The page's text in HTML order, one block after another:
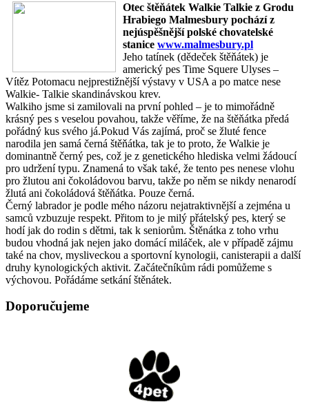
Otec štěňátek Walkie Talkie z Grodu
Hrabiego Malmesbury pochází z
nejúspěšnější polské chovatelské
stanice www.malmesbury.pl
Jeho tatínek (dědeček štěňátek) je
americký pes Time Squere Ulyses –
Vítěz Potomacu nejprestižnější výstavy v USA a po matce nese
Walkie- Talkie skandinávskou krev.
Walkiho jsme si zamilovali na první pohled – je to mimořádně
krásný pes s veselou povahou, takže věříme, že na štěňátka předá
pořádný kus svého já.Pokud Vás zajímá, proč se žluté fence
narodila jen samá černá štěňátka, tak je to proto, že Walkie je
dominantně černý pes, což je z genetického hlediska velmi žádoucí
pro udržení typu. Znamená to však také, že tento pes nenese vlohu
pro žlutou ani čokoládovou barvu, takže po něm se nikdy nenarodí
žlutá ani čokoládová štěňátka. Pouze černá.
Černý labrador je podle mého názoru nejatraktivnější a zejména u
samců vzbuzuje respekt. Přitom to je milý přátelský pes, který se
hodí jak do rodin s dětmi, tak k seniorům. Štěnátka z toho vrhu
budou vhodná jak nejen jako domácí miláček, ale v případě zájmu
také na chov, mysliveckou a sportovní kynologii, canisterapii a další
druhy kynologických aktivit. Začátečníkům rádi pomůžeme s
výchovou. Pořádáme setkání štěnátek.
Doporučujeme